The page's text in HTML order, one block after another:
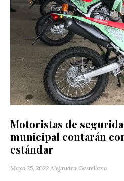
Motoristas de
municipal contarán
estándar
Mayo 25, 2022 Alejandra Castellano